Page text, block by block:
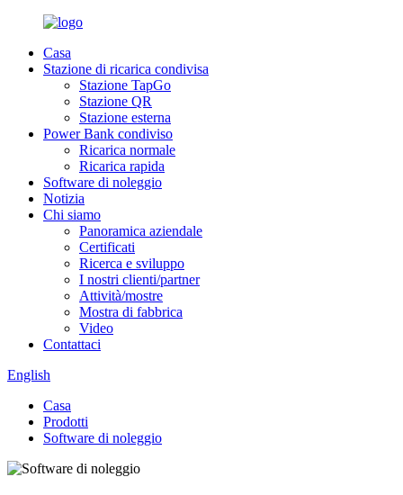
Casa
Stazione di ricarica condivisa
Stazione TapGo
Stazione QR
Stazione esterna
Power Bank condiviso
Ricarica normale
Ricarica rapida
Software di noleggio
Notizia
Chi siamo
Panoramica aziendale
Certificati
Ricerca e sviluppo
I nostri clienti/partner
Attività/mostre
Mostra di fabbrica
Video
Contattaci
English
Casa
Prodotti
Software di noleggio